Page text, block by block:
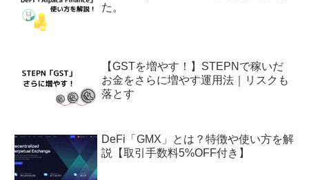
た。
【GSTを増やす！】STEPNで稼いだ
お金をさらに増やす運用法｜リスクも
落とす
DeFi「GMX」とは？特徴や使い方を解
説【取引手数料5%OFF付き】